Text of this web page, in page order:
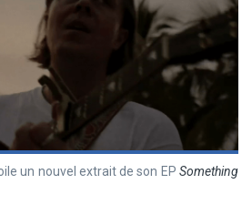
un nouvel extrait de son EPSomething